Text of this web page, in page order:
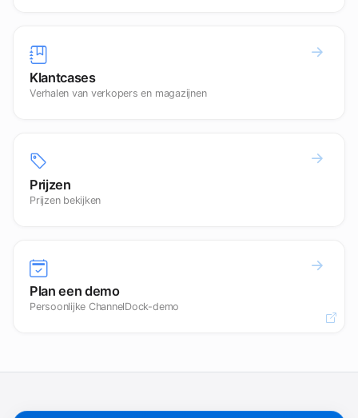
Klantcases
Verhalen van verkopers en magazijnen
Prijzen
Prijzen bekijken
Plan een demo
Persoonlijke ChannelDock-demo